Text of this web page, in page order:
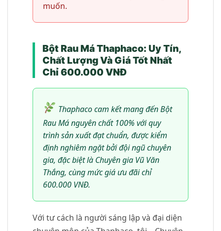
muốn.
Bột Rau Má Thaphaco: Uy Tín,
Chất Lượng Và Giá Tốt Nhất
Chỉ 600.000 VNĐ
Thaphaco cam kết mang đến Bột
Rau Má nguyên chất 100% với quy
trình sản xuất đạt chuẩn, được kiểm
định nghiêm ngặt bởi đội ngũ chuyên
gia, đặc biệt là Chuyên gia Vũ Văn
Thắng, cùng mức giá ưu đãi chỉ
600.000 VNĐ.
Với tư cách là người sáng lập và đại diện